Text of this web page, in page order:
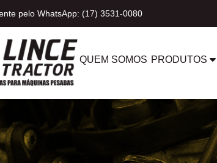
pelo WhatsApp: (17) 3531-0080
QUEM SOMOS PRODUTOS